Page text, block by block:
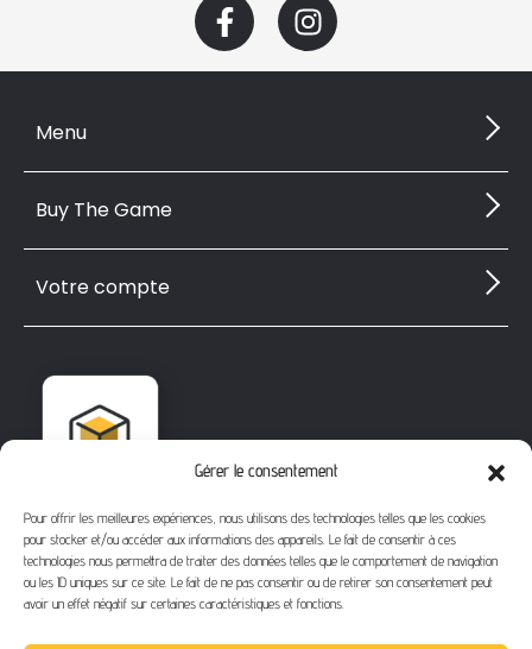
Gérer le consentement
Pour offrir les meilleures expériences, nous utilisons des technologies telles que les cookies
pour stocker et/ou accéder aux informations des appareils. Le fait de consentir à ces
technologies nous permettra de traiter des données telles que le comportement de navigation
ou les ID uniques sur ce site. Le fait de ne pas consentir ou de retirer son consentement peut
avoir un effet négatif sur certaines caractéristiques et fonctions.
1112 Bd Fernand Darchicourt
Menu
Buy The Game
Votre compte